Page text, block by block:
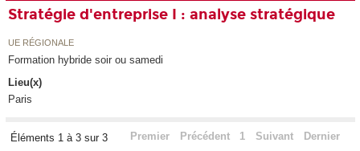
Stratégie d'entreprise I : analyse stratégique
UE RÉGIONALE
Formation hybride soir ou samedi
Lieu(x)
Paris
Éléments 1 à 3 sur 3 Premier Précédent 1 Suivant Dernier